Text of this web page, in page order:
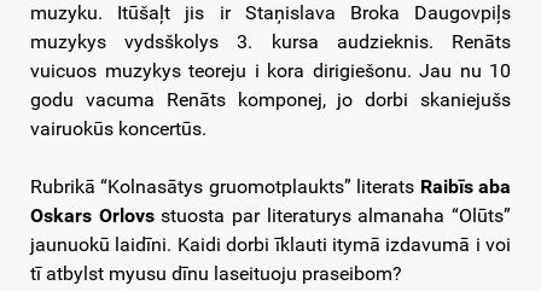
muzyku. Itūšaļt jis ir Staņislava Broka Daugovpiļs
muzykys vydsškolys 3. kursa audzieknis. Renāts
vuicuos muzykys teoreju i kora dirigiešonu. Jau nu 10
godu vacuma Renāts komponej, jo dorbi skaniejušs
vairuokūs koncertūs.
Rubrikā “Kolnasātys gruomotplaukts” literats Raibīs aba
Oskars Orlovsstuosta par literaturys almanaha “Olūts”
jaunuokū laidīni. Kaidi dorbi īklauti itymā izdavumā i voi
tī atbylst myusu dīnu laseituoju praseibom?